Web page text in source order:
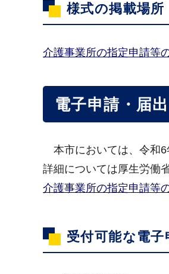
様式の掲載場所
介護事業所の指定申請等
電子申請・届
本市においては、令和6
詳細については厚生労働
介護事業所の指定申請等
受付可能な電